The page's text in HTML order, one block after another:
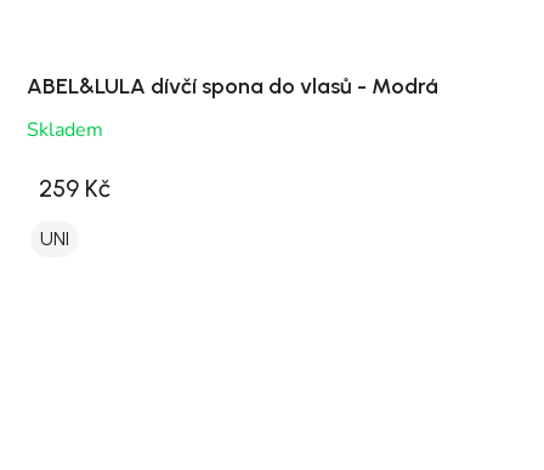
ABEL&LULA dívčí spona do vlasů - Modrá
Skladem
259 Kč
UNI